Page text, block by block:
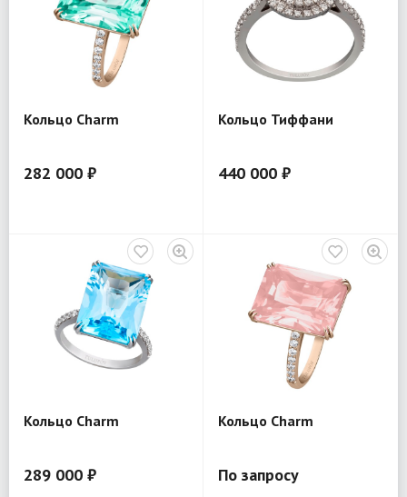
Кольцо Charm
282 000 ₽
Кольцо Тиффани
440 000 ₽
Кольцо Charm
289 000 ₽
Кольцо Charm
По запросу